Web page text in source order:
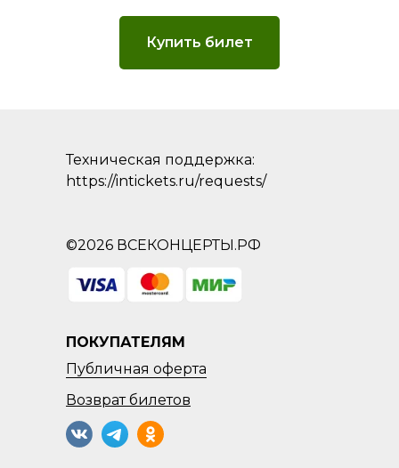
Купить билет
Техническая поддержка:
https://intickets.ru/requests/
©2026 ВСЕКОНЦЕРТЫ.РФ
ПОКУПАТЕЛЯМ
Публичная оферта
Возвратбилетов